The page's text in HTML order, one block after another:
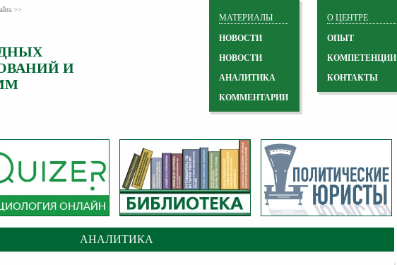
>>
И
О ЦЕНТРЕ
ОПЫТ
КОМПЕТЕНЦИИ
КОНТАКТЫ
МАТЕРИАЛЫ
НОВОСТИ
НОВОСТИ
АНАЛИТИКА
КОММЕНТАРИИ
АНАЛИТИКА